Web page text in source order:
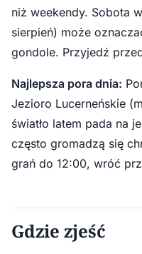
niż weekendy. Sobota
sierpień) może
gondole. Przyjedź
Najlepsza pora dnia:
Jezioro Lucerneńskie
światło latem pada na
często gromadzą się
grań do 12:00, wróć
Gdzie zjeść